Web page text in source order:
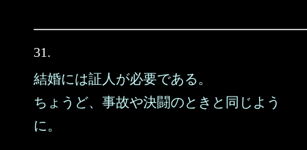
31.
結婚には証人が必要である。
ちょうど、事故や決闘のときと同じよう
に。